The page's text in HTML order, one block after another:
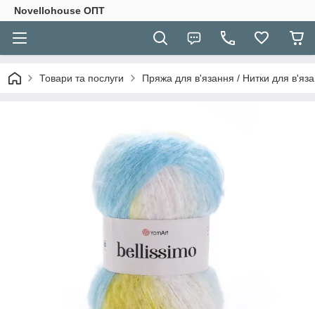
Novellohouse ОПТ
Товари та послуги Пряжа для в'язання / Нитки для